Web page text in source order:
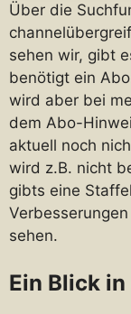
Über die
sehen wir, gibt
benötigt ein
wird aber bei
dem Abo-
aktuell noch
wird z.B. nicht
gibts eine
sehen.
Ein Blick